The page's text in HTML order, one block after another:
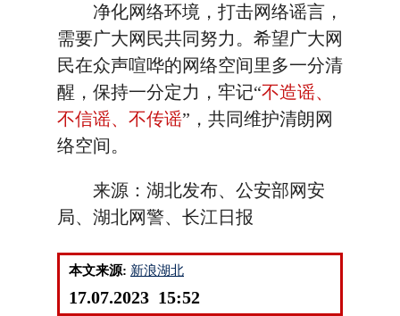
净化网络环境，打击网络谣言，
需要广大网民共同努力。希望广大网
民在众声喧哗的网络空间里多一分清
醒，保持一分定力，牢记“不造谣、
不信谣、不传谣”，共同维护清朗网
络空间。
来源：湖北发布、公安部网安
局、湖北网警、长江日报
本文来源: 新浪湖北
17.07.2023 15:52